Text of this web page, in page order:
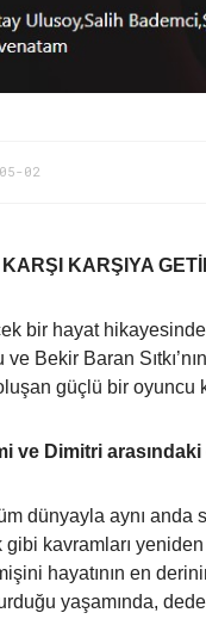
02
KARŞI KARŞIYA
bir hayat
ve Bekir Baran
güçlü bir oyuncu
ve Dimitri
dünyayla aynı
kavramları
hayatının en
yaşamında,